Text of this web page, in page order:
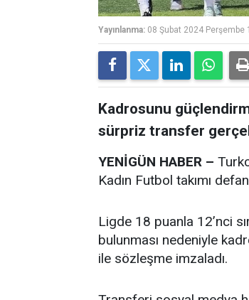
Yayınlanma: 08 Şubat 2024 Perşembe
Kadrosunu
sürpriz transfer
YENİGÜN HABER –
Kadın Futbol takımı
Ligde 18 puanla 12’nci
bulunması nedeniyle
ile sözleşme imzaladı.